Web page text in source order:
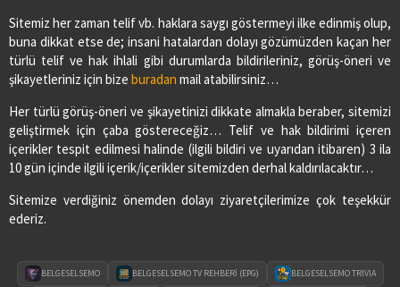
Sitemiz her zaman telif vb. haklara saygı göstermeyi ilke edinmiş olup,
buna dikkat etse de; insani hatalardan dolayı gözümüzden kaçan her
türlü telif ve hak ihlali gibi durumlarda bildirileriniz, görüş-öneri ve
şikayetleriniz için bize buradan mail atabilirsiniz…
Her türlü görüş-öneri ve şikayetinizi dikkate almakla beraber, sitemizi
geliştirmek için çaba göstereceğiz… Telif ve hak bildirimi içeren
içerikler tespit edilmesi halinde (ilgili bildiri ve uyarıdan itibaren) 3 ila
10 gün içinde ilgili içerik/içerikler sitemizden derhal kaldırılacaktır…
Sitemize verdiğiniz önemden dolayı ziyaretçilerimize çok teşekkür
ederiz.
BELGESELSEMO BELGESELSEMO TV REHBERİ (EPG) BELGESELSEMO TRIVIA